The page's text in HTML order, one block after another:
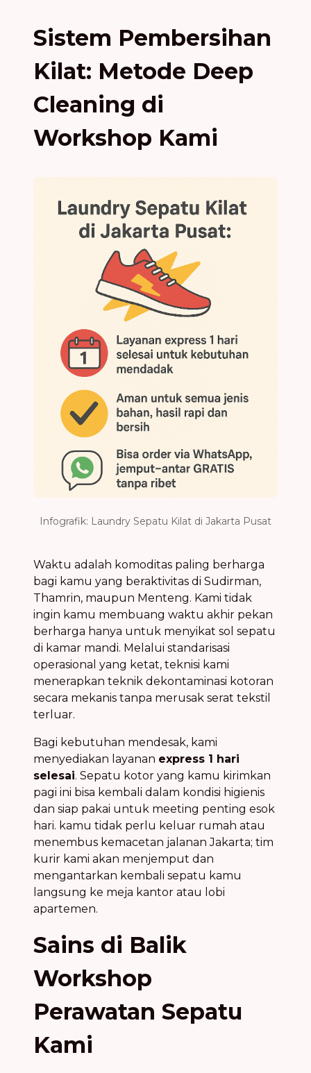
Sistem Pembersihan
Kilat: Metode Deep
Cleaning di
Workshop Kami
Infografik: Laundry Sepatu Kilat di Jakarta Pusat
Waktu adalah komoditas paling berharga
bagi kamu yang beraktivitas di Sudirman,
Thamrin, maupun Menteng. Kami tidak
ingin kamu membuang waktu akhir pekan
berharga hanya untuk menyikat sol sepatu
di kamar mandi. Melalui standarisasi
operasional yang ketat, teknisi kami
menerapkan teknik dekontaminasi kotoran
secara mekanis tanpa merusak serat tekstil
terluar.
Bagi kebutuhan mendesak, kami
menyediakan layanan express 1 hari
selesai. Sepatu kotor yang kamu kirimkan
pagi ini bisa kembali dalam kondisi higienis
dan siap pakai untuk meeting penting esok
hari. kamu tidak perlu keluar rumah atau
menembus kemacetan jalanan Jakarta; tim
kurir kami akan menjemput dan
mengantarkan kembali sepatu kamu
langsung ke meja kantor atau lobi
apartemen.
Sains di Balik
Workshop
Perawatan Sepatu
Kami